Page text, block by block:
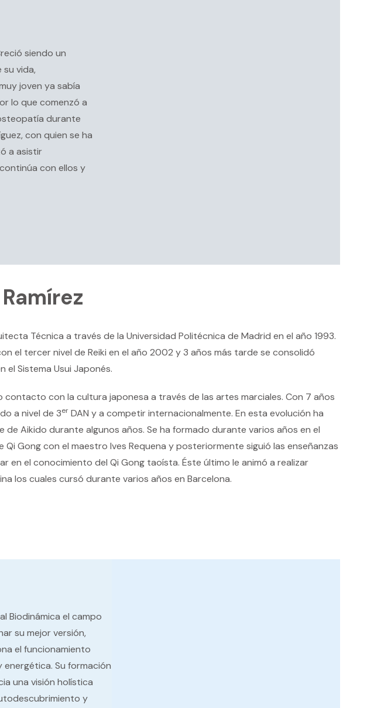
siendo un
vida,
joven ya sabía
lo que comenzó a
durante
con quien se ha
a asistir
con ellos y
Técnica a través de la Universidad Politécnica de Madrid en el año 1993.
el tercer nivel de Reiki en el año 2002 y 3 años más tarde se consolidó
el Sistema Usui Japonés.
contacto con la cultura japonesa a través de las artes marciales. Con 7 años
a nivel de 3er DAN y a competir internacionalmente. En esta evolución ha
Aikido durante algunos años. Se ha formado durante varios años en el
Gong con el maestro Ives Requena y posteriormente siguió las enseñanzas
en el conocimiento del Qi Gong taoísta. Éste último le animó a realizar
los cuales cursó durante varios años en Barcelona.
Biodinámica el campo
su mejor versión,
el funcionamiento
energética. Su formación
una visión holística
y